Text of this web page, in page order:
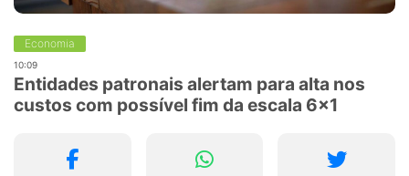
Economia
10:09
Entidades patronais alertam para alta nos
custos com possível fim da escala 6×1